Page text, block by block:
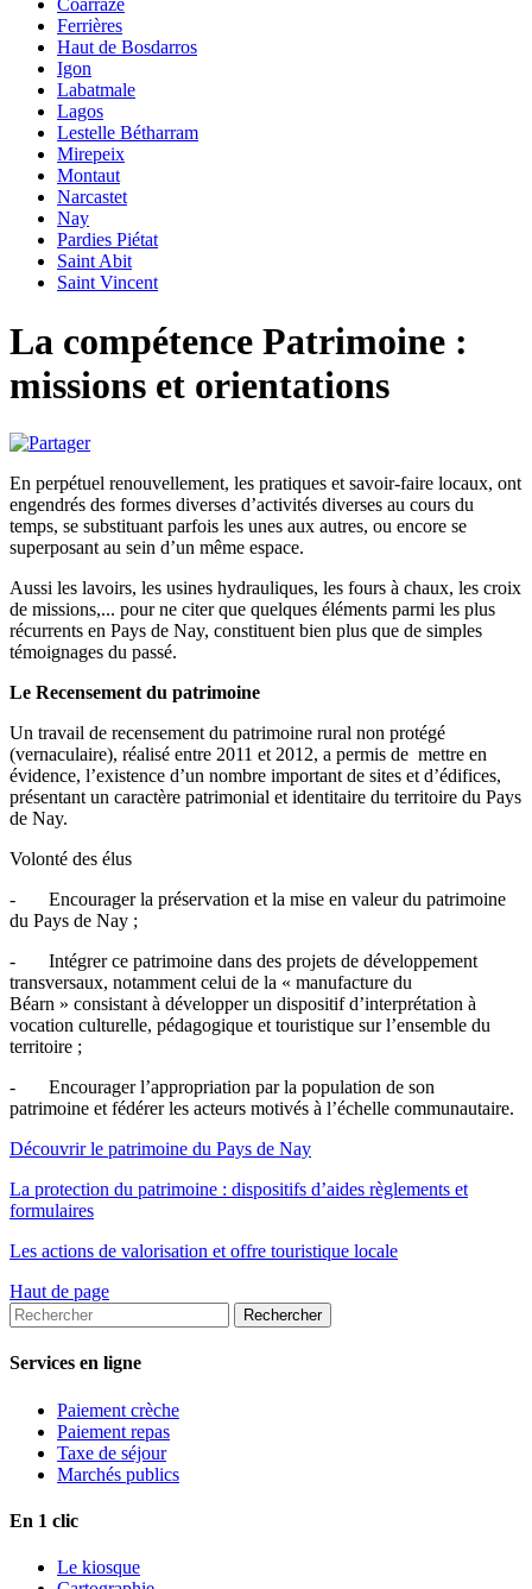
Coarraze
Ferrières
Haut de Bosdarros
Igon
Labatmale
Lagos
Lestelle Bétharram
Mirepeix
Montaut
Narcastet
Nay
Pardies Piétat
Saint Abit
Saint Vincent
La compétence Patrimoine :
missions et orientations
En perpétuel renouvellement, les pratiques et savoir-faire locaux, ont
engendrés des formes diverses d’activités diverses au cours du
temps, se substituant parfois les unes aux autres, ou encore se
superposant au sein d’un même espace.
Aussi les lavoirs, les usines hydrauliques, les fours à chaux, les croix
de missions,... pour ne citer que quelques éléments parmi les plus
récurrents en Pays de Nay, constituent bien plus que de simples
témoignages du passé.
Le Recensement du patrimoine
Un travail de recensement du patrimoine rural non protégé
(vernaculaire), réalisé entre 2011 et 2012, a permis de mettre en
évidence, l’existence d’un nombre important de sites et d’édifices,
présentant un caractère patrimonial et identitaire du territoire du Pays
de Nay.
Volonté des élus
- Encourager la préservation et la mise en valeur du patrimoine
du Pays de Nay ;
- Intégrer ce patrimoine dans des projets de développement
transversaux, notamment celui de la « manufacture du
Béarn » consistant à développer un dispositif d’interprétation à
vocation culturelle, pédagogique et touristique sur l’ensemble du
territoire ;
- Encourager l’appropriation par la population de son
patrimoine et fédérer les acteurs motivés à l’échelle communautaire.
Découvrir le patrimoine du Pays de Nay
La protection du patrimoine : dispositifs d’aides règlements et
formulaires
Les actions de valorisation et offre touristique locale
Haut de page
Services en ligne
Paiement crèche
Paiement repas
Taxe de séjour
Marchés publics
En 1 clic
Le kiosque